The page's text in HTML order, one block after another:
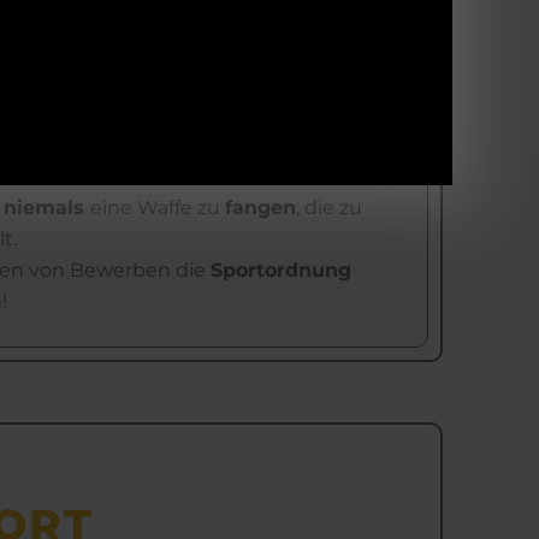
niemals eine Waffe zufangen, die zu
von Bewerben die Sportordnung